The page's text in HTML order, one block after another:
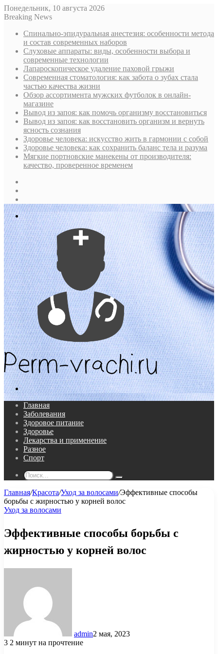
Понедельник, 10 августа 2026
Breaking News
Спинально-эпидуральная анестезия: особенности метода
и состав современных наборов
Слуховые аппараты: виды, особенности выбора и
современные технологии
Лапароскопическое удаление паховой грыжи
Современная стоматология: как забота о зубах стала
частью качества жизни
Обзор ассортимента мужских футболок в онлайн-
магазине
Вывод из запоя: как помочь организму восстановиться
Вывод из запоя: как восстановить организм и вернуть
ясность сознания
Здоровье человека: искусство жить в гармонии с собой
Здоровье человека: как сохранить баланс тела и разума
Мягкие портновские манекены от производителя:
качество, проверенное временем
In
Меню
Поиск...
Главная
Заболевания
Здоровое питание
Здоровье
Лекарства и применение
Разное
Спорт
Поиск...
Главная/Красота/Уход за волосами/Эффективные способы
борьбы с жирностью у корней волос
Уход за волосами
Эффективные способы борьбы с
жирностью у корней волос
admin2 мая, 2023
3 2 минут на прочтение